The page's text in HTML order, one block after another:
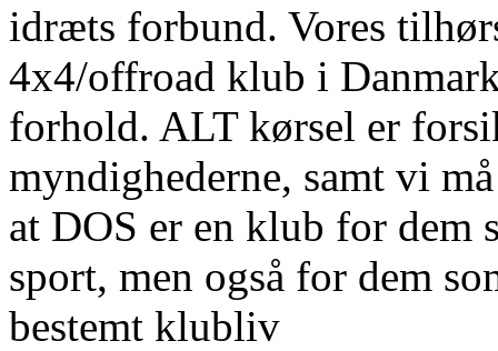
idræts forbund. Vores
4x4/offroad klub i
forhold. ALT kørsel er
myndighederne, samt vi
at DOS er en klub for dem
sport, men også for dem
bestemt klubliv